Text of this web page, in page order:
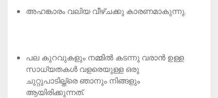
അഹങ്കാരം വലിയ വീഴ്ചക്കു കാരണമാകുന്നു.
പല കുറവുകളും നമ്മിൽ കടന്നു വരാൻ ഉള്ള
സാധ്യതകൾ വളരെയുള്ള ഒരു
ചുറ്റുപാടില്ത്രെ ഞാനും നിങ്ങളും
ആയിരിക്കുന്നത്.